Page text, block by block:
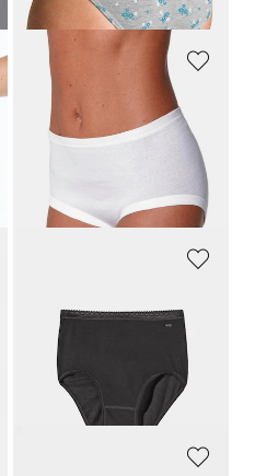
(-12%)
Slip taille haute, lot de 3
24,47 €34,95 €
Meilleur prix sur 30 jours** : 27,96 €
(-12%)
Lot de 2 slips montants
20,99 €
Meilleur prix sur 30 jours** : 23,98 €